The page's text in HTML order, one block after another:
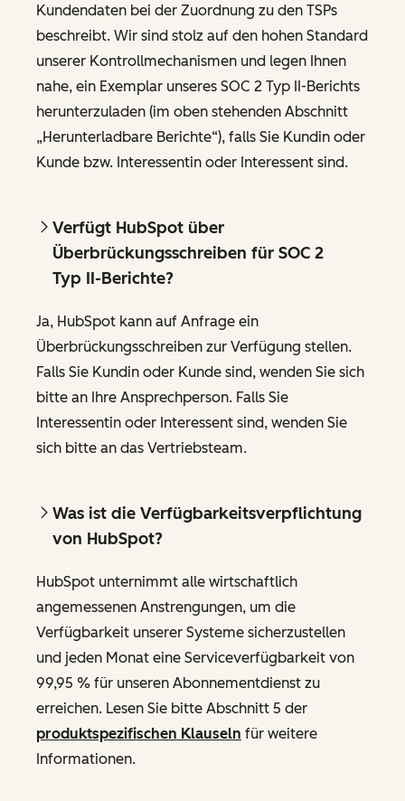
Kundendaten bei der Zuordnung zu den TSPs
beschreibt. Wir sind stolz auf den hohen Standard
unserer Kontrollmechanismen und legen Ihnen
nahe, ein Exemplar unseres SOC 2 Typ II-Berichts
herunterzuladen (im oben stehenden Abschnitt
„Herunterladbare Berichte“), falls Sie Kundin oder
Kunde bzw. Interessentin oder Interessent sind.
Verfügt HubSpot über
Überbrückungsschreiben für SOC 2
Typ II-Berichte?
Ja, HubSpot kann auf Anfrage ein
Überbrückungsschreiben zur Verfügung stellen.
Falls Sie Kundin oder Kunde sind, wenden Sie sich
bitte an Ihre Ansprechperson. Falls Sie
Interessentin oder Interessent sind, wenden Sie
sich bitte an das Vertriebsteam.
Was ist die Verfügbarkeitsverpflichtung
von HubSpot?
HubSpot unternimmt alle wirtschaftlich
angemessenen Anstrengungen, um die
Verfügbarkeit unserer Systeme sicherzustellen
und jeden Monat eine Serviceverfügbarkeit von
99,95 % für unseren Abonnementdienst zu
erreichen. Lesen Sie bitte Abschnitt 5 der
produktspezifischen Klauseln für weitere
Informationen.